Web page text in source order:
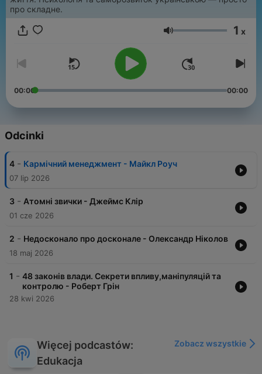
про складне.
Głośność 1 x
00:00 00:00
Odcinki
4 - Кармічний менеджмент - Майкл Роуч
07 lip 2026
3 - Атомні звички - Джеймс Клір
01 cze 2026
2 - Недосконало про досконале - Олександр Ніколов
18 maj 2026
1 - 48 законів влади. Секрети впливу,маніпуляцій та
контролю - Роберт Грін
28 kwi 2026
Więcej podcastów:
Edukacja
Zobacz wszystkie